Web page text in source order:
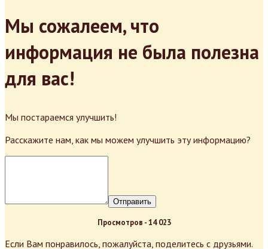
Мы сожалеем, что
информация не была полезна
для вас!
Мы постараемся улучшить!
Расскажите нам, как мы можем улучшить эту информацию?
Отправить
Просмотров -14 023
Если Вам понравилось, пожалуйста, поделитесь с друзьями.